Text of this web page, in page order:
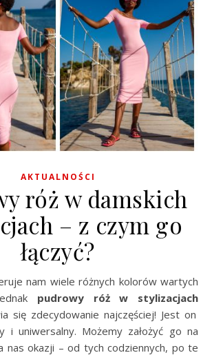
AKTUALNOŚCI
róż w damskich
– z czym go
łączyć?
nam wiele różnych kolorów wartych
pudrowy róż w stylizacjach
się zdecydowanie najczęściej! Jest on
i uniwersalny. Możemy założyć go na
nas okazji – od tych codziennych, po te